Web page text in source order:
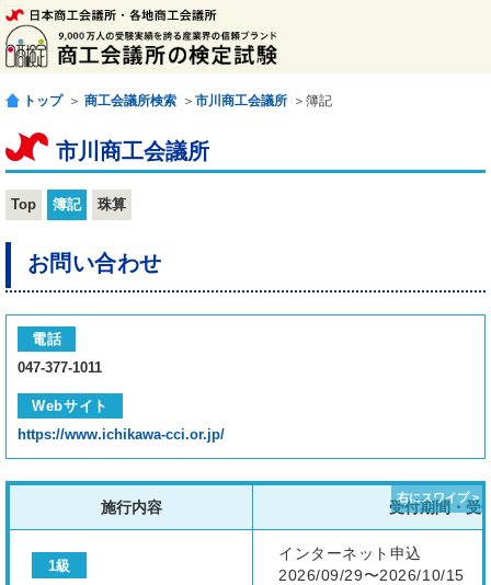
トップ ＞ 商工会議所検索 ＞ 市川商工会議所 ＞簿記
市川商工会議所
Top 簿記 珠算
お問い合わせ
電話
047-377-1011
Webサイト
https://www.ichikawa-cci.or.jp/
施行内容 受付期間・受
1級
インターネット申込
2026/09/29〜2026/10/15